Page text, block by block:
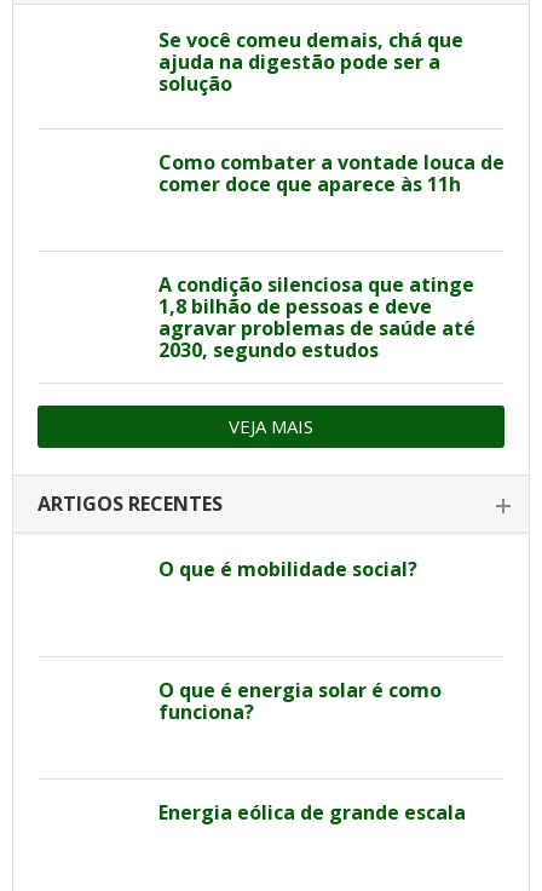
Se você comeu demais, chá que
ajuda na digestão pode ser a
solução
Como combater a vontade louca de
comer doce que aparece às 11h
A condição silenciosa que atinge
1,8 bilhão de pessoas e deve
agravar problemas de saúde até
2030, segundo estudos
VEJA MAIS
ARTIGOS RECENTES
O que é mobilidade social?
O que é energia solar é como
funciona?
Energia eólica de grande escala